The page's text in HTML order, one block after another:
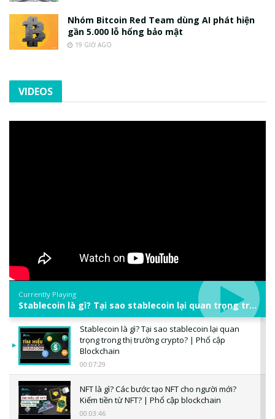
Nhóm Bitcoin Red Team dùng AI phát hiện
gần 5.000 lỗ hổng bảo mật
19 GIỜ AGO
VIDEOS
Currently Playing
Stablecoin là gì? Tại sao stablecoin lại quan trọng trong thị trường crypto? | Phổ cập Blockchain
Stablecoin là gì? Tại sao stablecoin lại quan
trọng trong thị trường crypto? | Phổ cập
Blockchain
00:07:29
NFT là gì? Các bước tạo NFT cho người mới?
Kiếm tiền từ NFT? | Phổ cập blockchain
00:03:46